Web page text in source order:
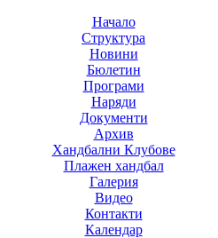
Начало
Структура
Новини
Бюлетин
Програми
Наряди
Документи
Архив
Хандбални Клубове
Плажен хандбал
Галерия
Видео
Контакти
Календар